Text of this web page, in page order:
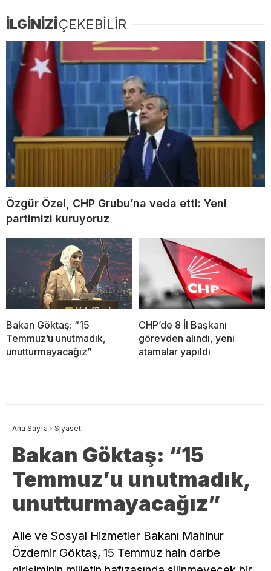
İLGİNİZİÇEKEBİLİR
Özgür Özel, CHP Grubu’na veda etti: Yeni
partimizi kuruyoruz
Bakan Göktaş: “15
Temmuz’u unutmadık,
unutturmayacağız”
CHP’de 8 İl Başkanı
görevden alındı, yeni
atamalar yapıldı
Ana Sayfa › Siyaset
Bakan Göktaş: “15
Temmuz’u unutmadık,
unutturmayacağız”
Aile ve Sosyal Hizmetler Bakanı Mahinur
Özdemir Göktaş, 15 Temmuz hain darbe